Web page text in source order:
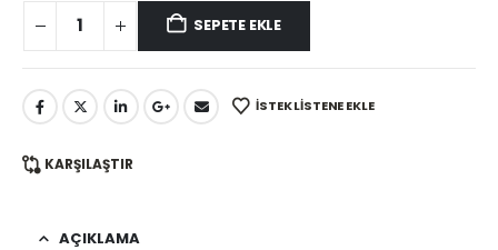
SEPETE EKLE
İSTEK LISTENE EKLE
KARŞILAŞTIR
AÇIKLAMA